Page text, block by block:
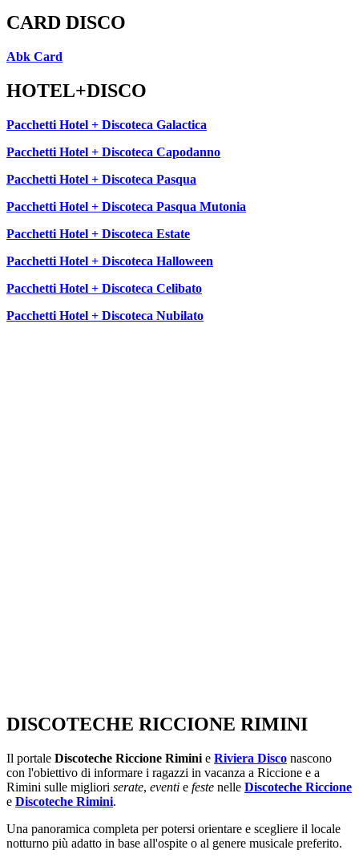
CARD DISCO
Abk Card
HOTEL+DISCO
Pacchetti Hotel + Discoteca Galactica
Pacchetti Hotel + Discoteca Capodanno
Pacchetti Hotel + Discoteca Pasqua
Pacchetti Hotel + Discoteca Pasqua Mutonia
Pacchetti Hotel + Discoteca Estate
Pacchetti Hotel + Discoteca Halloween
Pacchetti Hotel + Discoteca Celibato
Pacchetti Hotel + Discoteca Nubilato
DISCOTECHE RICCIONE RIMINI
Il portale Discoteche Riccione Rimini e Riviera Disco nascono
con l'obiettivo di informare i ragazzi in vacanza a Riccione e a
Rimini sulle migliori serate, eventi e feste nelle Discoteche Riccione
e Discoteche Rimini.
Una panoramica completa per potersi orientare e scegliere il locale
notturno più adatto in base all'ospite o al genere musicale preferito.